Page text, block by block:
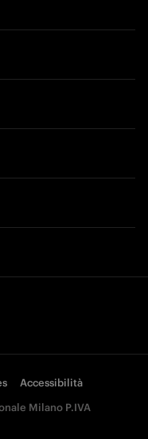
Accessibilità
Milano P.IVA